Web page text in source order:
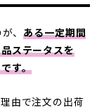
、ある一定期間
ステータスを
す。
由で注文の出荷